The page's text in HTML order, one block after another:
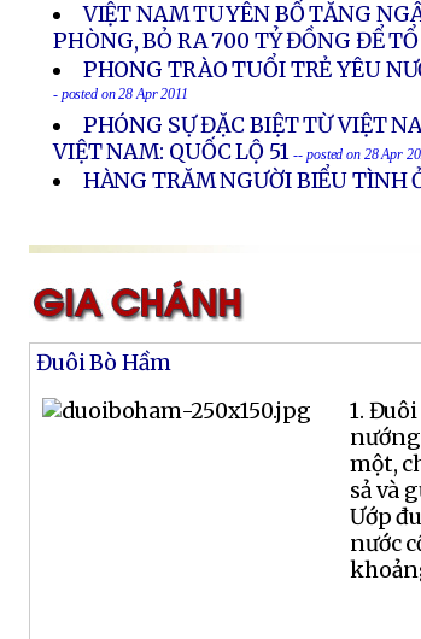
VIỆT NAM TUYÊN BỐ TĂNG
PHÒNG, BỎ RA 700 TỶ ĐỒNG ĐỂ
PHONG TRÀO TUỔI TRẺ YÊU
- posted on 28 Apr 2011
PHÓNG SỰ ĐẶC BIỆT TỪ VIỆT
VIỆT NAM: QUỐC LỘ 51 -- posted on 28 Apr
HÀNG TRĂM NGƯỜI BIỂU TÌNH
Đuôi Bò Hầm
1.
một,
sả và
Ướp
nước